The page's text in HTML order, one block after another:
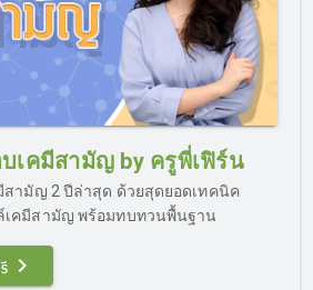
เคมีสามัญ by ครูพี่เฟิร์น
สามัญ 2 ปีล่าสุด ด้วยสุดยอดเทคนิค
เคมีสามัญ พร้อมทบทวนพื้นฐาน